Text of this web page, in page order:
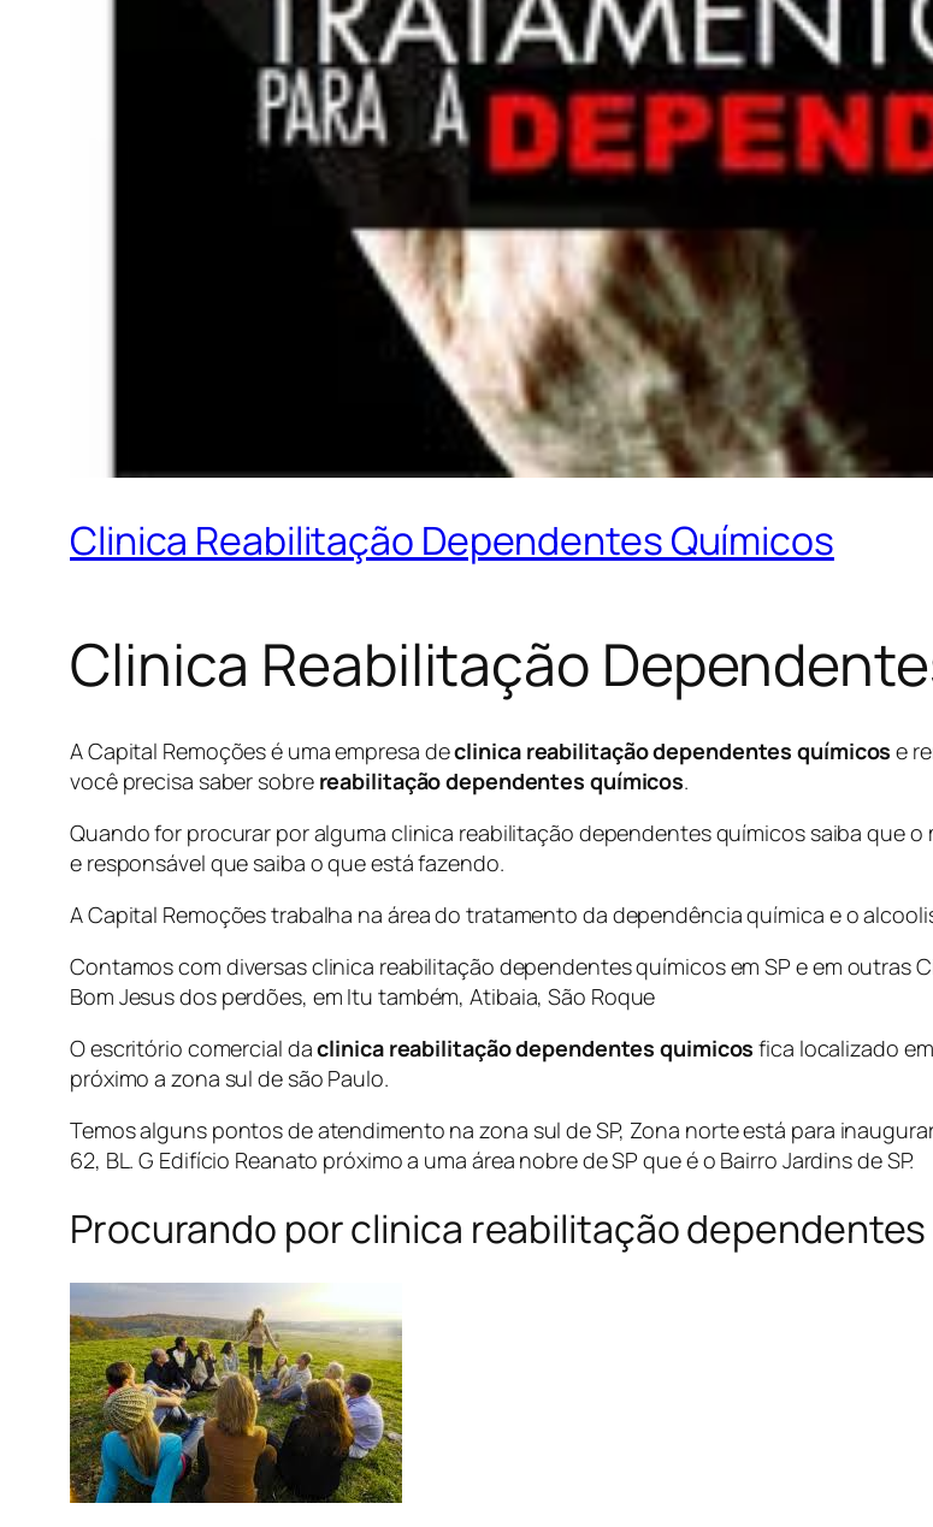
Clinica Reabilitação Dependentes Químicos
Clinica Reabilitação
A Capital Remoções é uma empresa declinica reabilitação dependentes químicos e
você precisa saber sobre reabilitação dependentes químicos.
Quando for procurar por alguma clinica reabilitação dependentes químicos saiba que
e responsável que saiba o que está fazendo.
A Capital Remoções trabalha na área do tratamento da dependência química e o
Contamos com diversas clinica reabilitação dependentes químicos em SP e em outras
Bom Jesus dos perdões, em Itu também, Atibaia, São Roque
O escritório comercial daclinica reabilitação dependentes quimicos fica localizado em
próximo a zona sul de são Paulo.
Temos alguns pontos de atendimento na zona sul de SP, Zona norte está para
62, BL. G Edifício Reanato próximo a uma área nobre de SP que é o Bairro Jardins de SP.
Procurando por clinica reabilitação